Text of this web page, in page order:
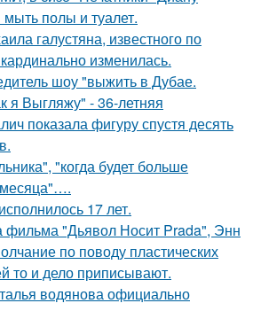
полы и туалет.
галустяна, известного по
изменилась.
шоу "выжить в Дубае.
я Выгляжу" - 36-летняя
показала фигуру спустя десять
"когда будет больше
17 лет.
фильма "Дьявол Носит Prada", Энн
по поводу пластических
то и дело приписывают.
водянова официально